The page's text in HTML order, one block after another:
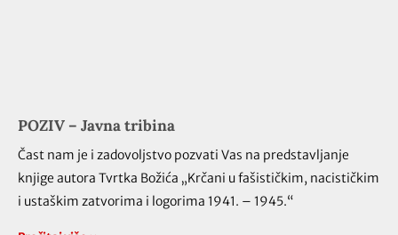
POZIV – Javna tribina
Čast nam je i zadovoljstvo pozvati Vas na predstavljanje
knjige autora Tvrtka Božića „Krčani u fašističkim, nacističkim
i ustaškim zatvorima i logorima 1941. – 1945.“